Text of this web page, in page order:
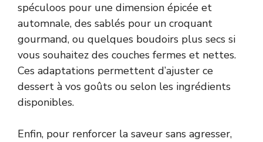
spéculoos pour une dimension épicée et
automnale, des sablés pour un croquant
gourmand, ou quelques boudoirs plus secs si
vous souhaitez des couches fermes et nettes.
Ces adaptations permettent d’ajuster ce
dessert à vos goûts ou selon les ingrédients
disponibles.
Enfin, pour renforcer la saveur sans agresser,